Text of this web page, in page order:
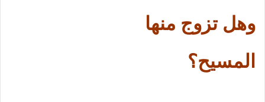
وهل تزوج منها
المسيح؟